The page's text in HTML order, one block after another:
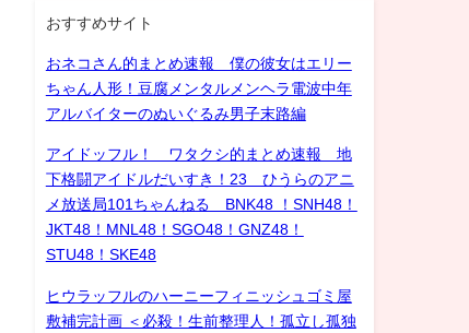
おすすめサイト
おネコさん的まとめ速報 僕の彼女はエリー
ちゃん人形！豆腐メンタルメンヘラ電波中年
アルバイターのぬいぐるみ男子末路編
アイドッフル！ ワタクシ的まとめ速報 地
下格闘アイドルだいすき！23 ひうらのアニ
メ放送局101ちゃんねる BNK48 ！SNH48！
JKT48！MNL48！SGO48！GNZ48！
STU48！SKE48
ヒウラッフルのハーニーフィニッシュゴミ屋
敷補完計画 ＜必殺！生前整理人！孤立し孤独